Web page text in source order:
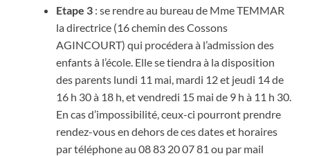
Etape 3 : se rendre au bureau de Mme TEMMAR
la directrice (16 chemin des Cossons
AGINCOURT) qui procédera à l’admission des
enfants à l’école. Elle se tiendra à la disposition
des parents lundi 11 mai, mardi 12 et jeudi 14 de
16 h 30 à 18 h, et vendredi 15 mai de 9 h à 11 h 30.
En cas d’impossibilité, ceux-ci pourront prendre
rendez-vous en dehors de ces dates et horaires
par téléphone au 08 83 20 07 81 ou par mail